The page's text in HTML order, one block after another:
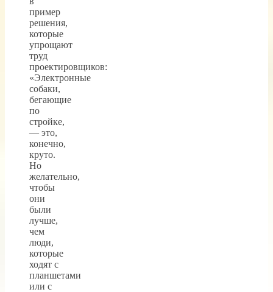
пример
решения,
которые
упрощают
труд
проектировщиков:
«Электронные
собаки,
бегающие
по
стройке,
— это,
конечно,
круто.
Но
желательно,
чтобы
они
были
лучше,
чем
люди,
которые
ходят с
планшетами
или с